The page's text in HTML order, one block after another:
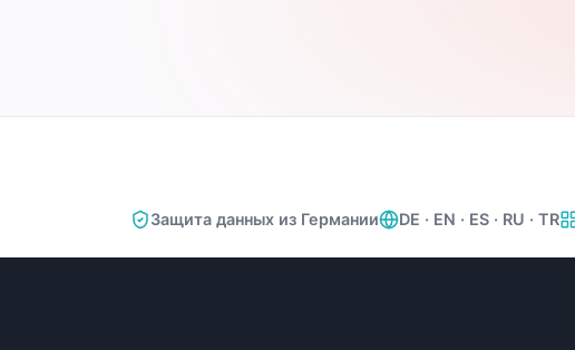
Защита данных из Германии DE · EN · ES · RU · TR